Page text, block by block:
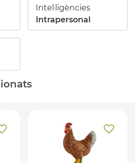
Intel·ligències
Intrapersonal